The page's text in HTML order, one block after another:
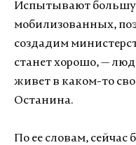
Испытывают
мобилизованных,
создадим
станет хорошо, —
живет в каком-то
Останина.
По ее словам, сейчас